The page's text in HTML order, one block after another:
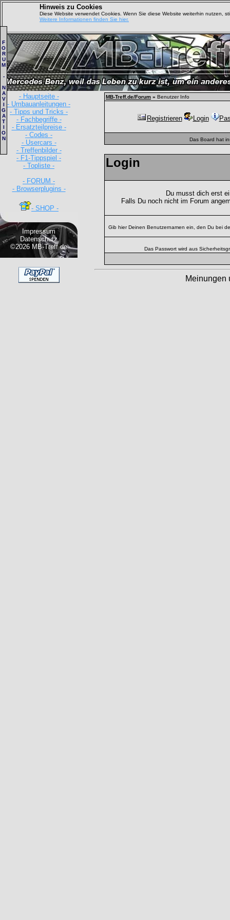
Hinweis zu Cookies
Diese Website verwendet Cookies. Wenn Sie diese Website weiterhin nutzen,
Weitere Informationen finden Sie hier.
- Hauptseite -
- Umbauanleitungen -
- Tipps und Tricks -
- Fachbegriffe -
- Ersatzteilpreise -
- Codes -
- Usercars -
- Treffenbilder -
- F1-Tippspiel -
- Topliste -
- FORUM -
- Browserplugins -
- SHOP -
Impressum
Datenschutz
©2026 MB-Treff.de
F
O
R
U
M
-
N
A
V
I
G
A
T
I
O
N
MB-Treff.de/Forum » Benutzer Info
Registrieren Login
Das Board hat
Login
Du musst dich erst
Falls Du noch nicht im Forum
Gib hier Deinen Benutzernamen ein, den Du bei
Das Passwort wird aus
Meinungen